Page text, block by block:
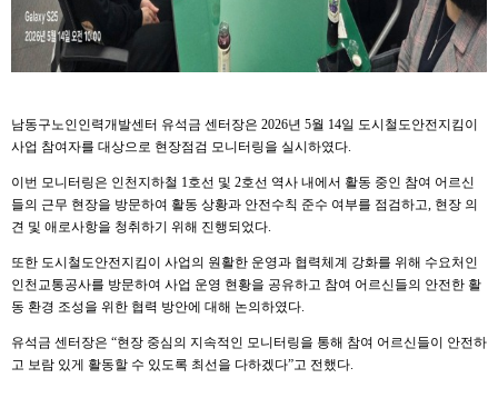
남동구노인인력개발센터 유석금 센터장은 2026년 5월 14일 도시철도안전지킴이
사업 참여자를 대상으로 현장점검 모니터링을 실시하였다.
이번 모니터링은 인천지하철 1호선 및 2호선 역사 내에서 활동 중인 참여 어르신
들의 근무 현장을 방문하여 활동 상황과 안전수칙 준수 여부를 점검하고, 현장 의
견 및 애로사항을 청취하기 위해 진행되었다.
또한 도시철도안전지킴이 사업의 원활한 운영과 협력체계 강화를 위해 수요처인
인천교통공사를 방문하여 사업 운영 현황을 공유하고 참여 어르신들의 안전한 활
동 환경 조성을 위한 협력 방안에 대해 논의하였다.
유석금 센터장은 “현장 중심의 지속적인 모니터링을 통해 참여 어르신들이 안전하
고 보람 있게 활동할 수 있도록 최선을 다하겠다”고 전했다.